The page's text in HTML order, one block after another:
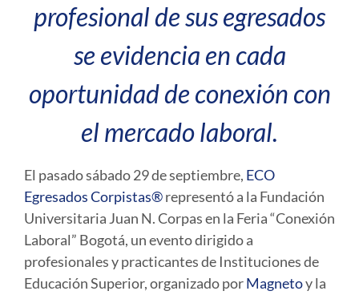
profesional de sus egresados
se evidencia en cada
oportunidad de conexión con
el mercado laboral.
El pasado sábado 29 de septiembre, ECO
Egresados Corpistas®representó a la Fundación
Universitaria Juan N. Corpas en la Feria “Conexión
Laboral” Bogotá, un evento dirigido a
profesionales y practicantes de Instituciones de
Educación Superior, organizado porMagnetoy la